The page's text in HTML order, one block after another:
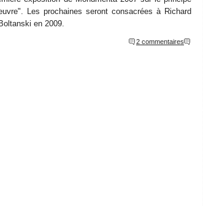
Les prochaines seront consacrées à Richard
en 2009.
2 commentaires